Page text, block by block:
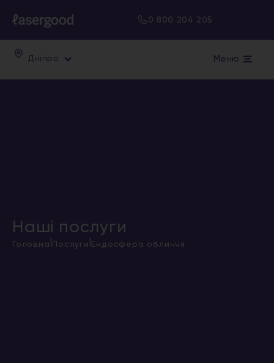
0 800 204 205
Дніпро Меню
Наші послуги
Головна Послуги Ендосфера обличчя